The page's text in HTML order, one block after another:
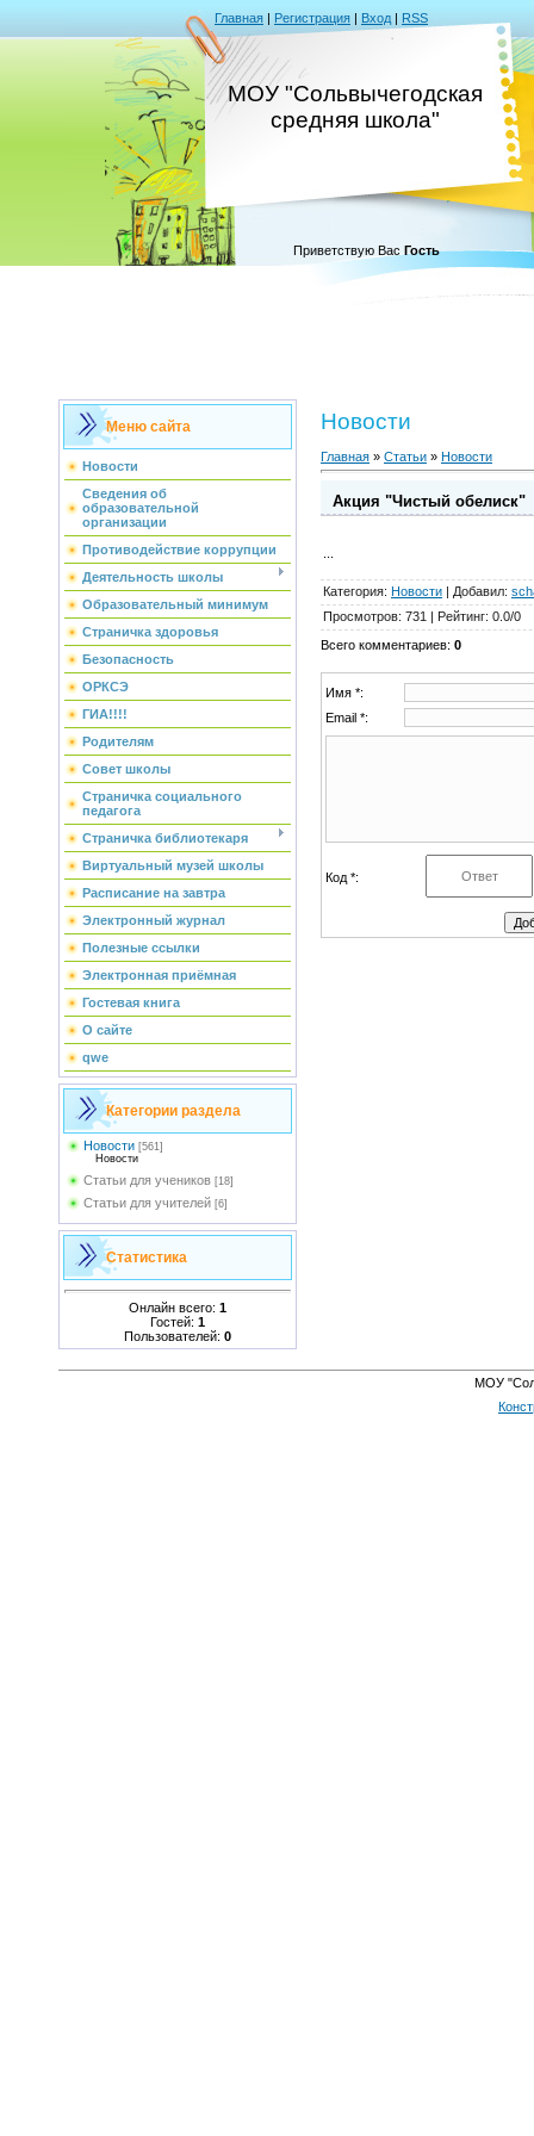
Главная | Регистрация | Вход | RSS
МОУ "Сольвычегодская
средняя школа"
Приветствую Вас Гость
Меню сайта
Новости
Сведения об
образовательной
организации
Противодействие коррупции
Деятельность школы
Образовательный минимум
Страничка здоровья
Безопасность
ОРКСЭ
ГИА!!!!
Родителям
Совет школы
Страничка социального
педагога
Страничка библиотекаря
Виртуальный музей школы
Расписание на завтра
Электронный журнал
Полезные ссылки
Электронная приёмная
Гостевая книга
О сайте
qwe
Категории раздела
Новости [561]
Новости
Статьи для учеников [18]
Статьи для учителей [6]
Статистика
Онлайн всего: 1
Гостей: 1
Пользователей: 0
Новости
Главная » Статьи » Новости
Акция "Чистый обелиск"
Категория: Новости | Добавил:
Просмотров: 731 | Рейтинг: 0.0/0
Всего комментариев: 0
Имя *:
Email *:
Код *:
МОУ